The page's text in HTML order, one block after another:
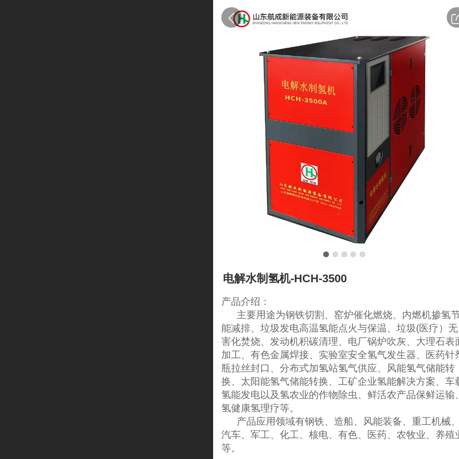
电解水制氢机-HCH-3500
产品介绍：
主要用途为钢铁切割、窑炉催化燃烧、内燃机掺氢
能减排、垃圾发电高温氢能点火与保温、垃圾(医疗）无
害化焚烧、发动机积碳清理、电厂锅炉吹灰、大理石表
加工、有色金属焊接、实验室安全氢气发生器、医药针
瓶拉丝封口、分布式加氢站氢气供应、风能氢气储能转
换、太阳能氢气储能转换、工矿企业氢能解决方案、车
氢能发电以及氢农业的作物除虫、鲜活农产品保鲜运输、
氢健康氢理疗等。
产品应用领域有钢铁、造船、风能装备、重工机械、
汽车、军工、化工、核电、有色、医药、农牧业、养殖
等。